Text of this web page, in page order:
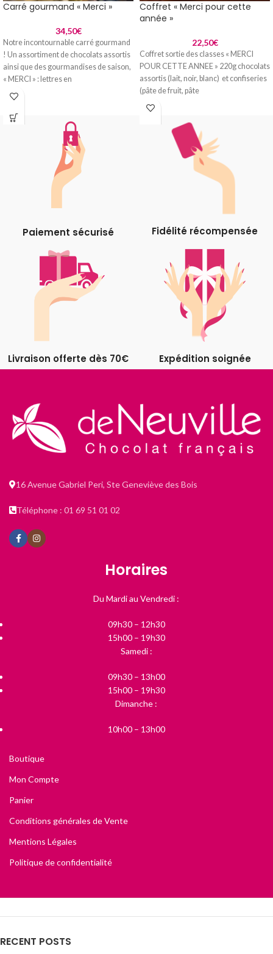
Carré gourmand « Merci »
34,50€
Notre incontournable carré gourmand
! Un assortiment de chocolats assortis
ainsi que des gourmandises de saison,
« MERCI » : lettres en
Coffret « Merci pour cette
année »
22,50€
Coffret sortie des classes « MERCI
POUR CETTE ANNEE » 220g chocolats
assortis (lait, noir, blanc) et confiseries
(pâte de fruit, pâte
Paiement sécurisé Fidélité récompensée
Livraison offerte dès 70€ Expédition soignée
16 Avenue Gabriel Peri, Ste Geneviève des Bois
Téléphone : 01 69 51 01 02
Horaires
Du Mardi au Vendredi :
09h30 – 12h30
15h00 – 19h30
Samedi :
09h30 – 13h00
15h00 – 19h30
Dimanche :
10h00 – 13h00
Boutique
Mon Compte
Panier
Conditions générales de Vente
Mentions Légales
Politique de confidentialité
RECENT POSTS